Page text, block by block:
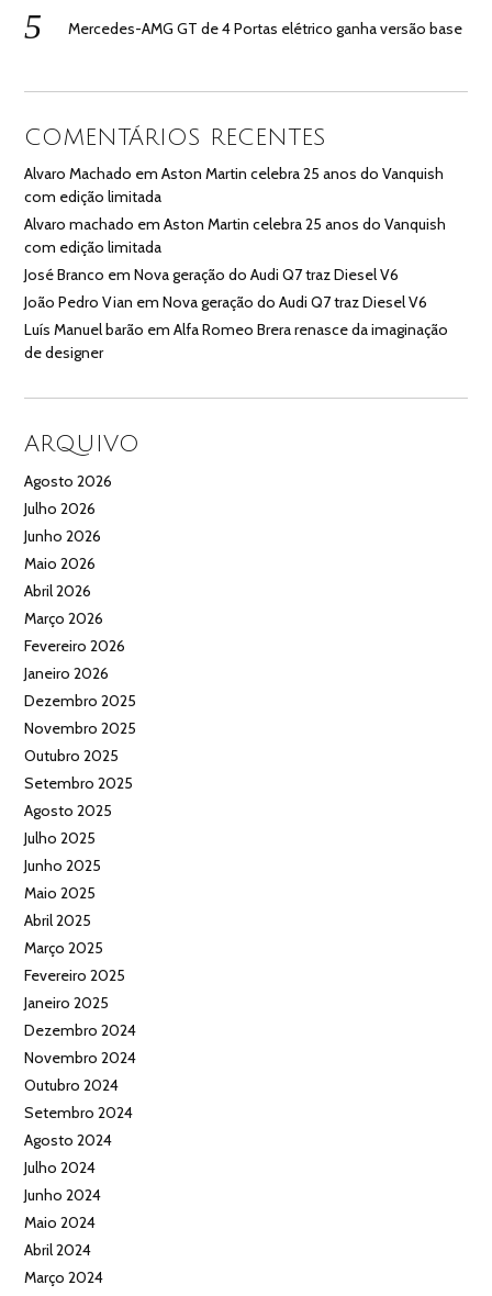
Mercedes-AMG GT de 4 Portas elétrico ganha versão base
COMENTÁRIOS RECENTES
Alvaro Machado emAston Martin celebra 25 anos do Vanquish
com edição limitada
Alvaro machado emAston Martin celebra 25 anos do Vanquish
com edição limitada
José Branco emNova geração do Audi Q7 traz Diesel V6
João Pedro Vian emNova geração do Audi Q7 traz Diesel V6
Luís Manuel barão emAlfa Romeo Brera renasce da imaginação
de designer
ARQUIVO
Agosto 2026
Julho 2026
Junho 2026
Maio 2026
Abril 2026
Março 2026
Fevereiro 2026
Janeiro 2026
Dezembro 2025
Novembro 2025
Outubro 2025
Setembro 2025
Agosto 2025
Julho 2025
Junho 2025
Maio 2025
Abril 2025
Março 2025
Fevereiro 2025
Janeiro 2025
Dezembro 2024
Novembro 2024
Outubro 2024
Setembro 2024
Agosto 2024
Julho 2024
Junho 2024
Maio 2024
Abril 2024
Março 2024